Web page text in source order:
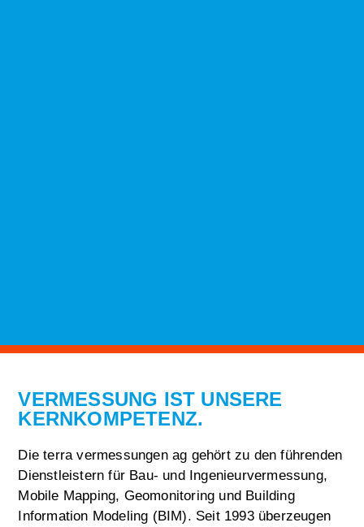
VERMESSUNG IST UNSERE
KERNKOMPETENZ.
Die terra vermessungen ag gehört zu den führenden
Dienstleistern für Bau- und Ingenieurvermessung,
Mobile Mapping, Geomonitoring und Building
Information Modeling (BIM). Seit 1993 überzeugen